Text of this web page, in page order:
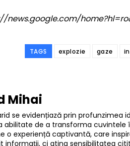
news.google.com/
TAGS explozie gaze
Mihai
se evidențiază prin profunzimea
abilitate de a transforma
o experiență captivantă, care
informații, ci ating sensibilitatea